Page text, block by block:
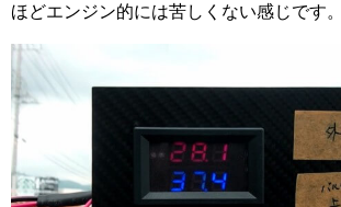
ほどエンジン的には苦しくない感じです。